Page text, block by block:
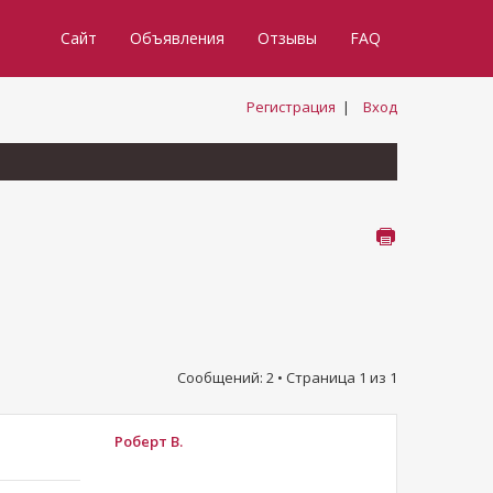
Сайт Объявления Отзывы FAQ
Регистрация | Вход
Сообщений: 2 • Страница 1 из 1
Роберт В.